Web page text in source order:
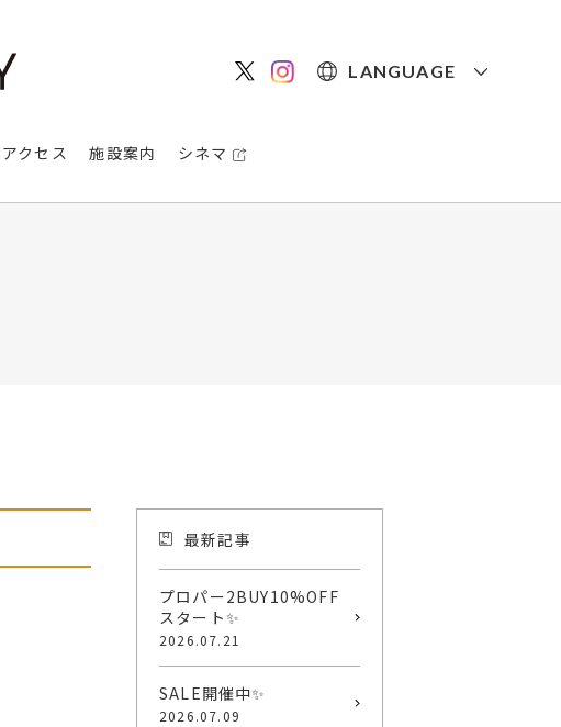
LANGUAGE
アクセス 施設案内 シネマ
最新記事
プロパー2BUY10%OFF
スタート✨
2026.07.21
SALE開催中✨
2026.07.09